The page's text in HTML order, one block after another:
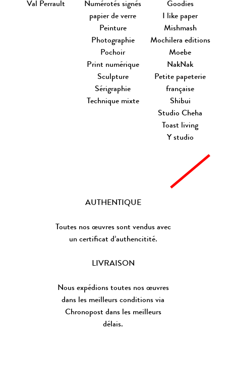
Val Perrault
Numérotés signés
papier de verre
Peinture
Photographie
Pochoir
Print numérique
Sculpture
Sérigraphie
Technique mixte
Goodies
I like paper
Mishmash
Mochilera editions
Moebe
NakNak
Petite papeterie
française
Shibui
Studio Cheha
Toast living
Y studio
AUTHENTIQUE
Toutes nos œuvres sont vendus avec
un certificat d’authencitité.
LIVRAISON
Nous expédions toutes nos œuvres
dans les meilleurs conditions via
Chronopost dans les meilleurs
délais.